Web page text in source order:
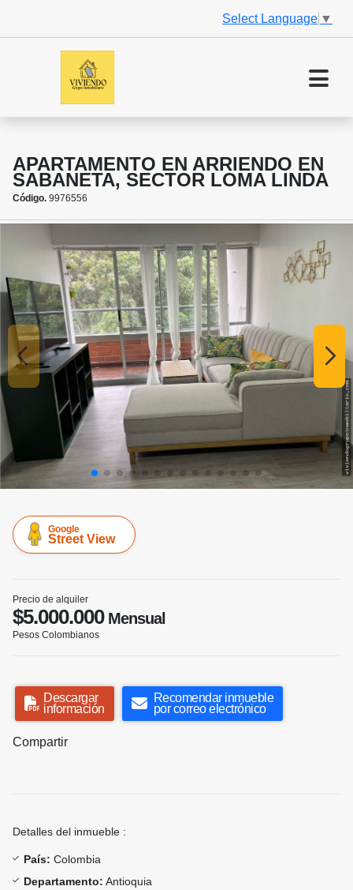
Select Language ▼
APARTAMENTO EN ARRIENDO EN
SABANETA, SECTOR LOMA LINDA
Código. 9976556
Google
Street View
Precio de alquiler
$5.000.000Mensual
Pesos Colombianos
Descargar
información
Recomendar inmueble
por correo electrónico
Compartir
Detalles del inmueble :
País: Colombia
Departamento: Antioquia